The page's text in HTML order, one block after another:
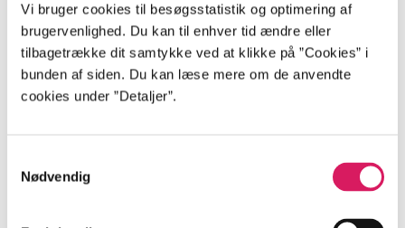
Vi bruger cookies til besøgsstatistik og optimering af
brugervenlighed. Du kan til enhver tid ændre eller
tilbagetrække dit samtykke ved at klikke på ”Cookies” i
bunden af siden. Du kan læse mere om de anvendte
cookies under ”Detaljer”.
Nødvendig
indføring i retssystemets indretning og den juridiske
metode. Der sættes fokus på: Ind i retten: - at
studere jura - juraens discipliner - juraens
problemstilling - informationssøgning - den juridiske
profession Det retlige landskab: - retten og
retskilder - retsforskriften - domme og afgørelser -
rettens sprog - retskilders fortolkning Retten i